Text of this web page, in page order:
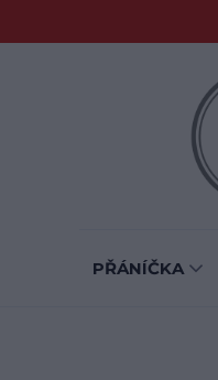
PŘÁNÍČKA